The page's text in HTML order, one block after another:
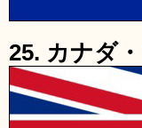
25. カナダ・